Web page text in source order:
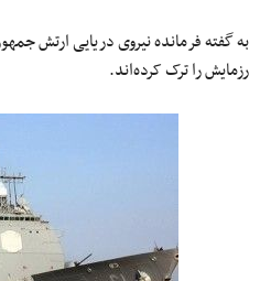
به گفته فرمانده نیروی دریایی ارتش
رزمایش را ترک کرده‌اند.